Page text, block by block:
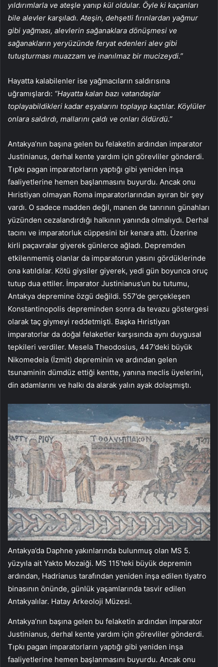
yıldırımlarla ve ateşle yanıp kül oldular. Öyle ki kaçanları
bile alevler karşıladı. Ateşin, dehşetli fırınlardan yağmur
gibi yağması, alevlerin sağanaklara dönüşmesi ve
sağanakların yeryüzünde feryat edenleri alev gibi
tutuşturması muazzam ve inanılmaz bir mucizeydi.”
Hayatta kalabilenler ise yağmacıların saldırısına
uğramışlardı: “Hayatta kalan bazı vatandaşlar
toplayabildikleri kadar eşyalarını toplayıp kaçtılar. Köylüler
onlara saldırdı, mallarını çaldı ve onları öldürdü.”
Antakya’nın başına gelen bu felaketin ardından imparator
Justinianus, derhal kente yardım için görevliler gönderdi.
Tıpkı pagan imparatorların yaptığı gibi yeniden inşa
faaliyetlerine hemen başlanmasını buyurdu. Ancak onu
Hıristiyan olmayan Roma imparatorlarından ayıran bir şey
vardı. O sadece madden değil, manen de tanrının günahları
yüzünden cezalandırdığı halkının yanında olmalıydı. Derhal
tacını ve imparatorluk cüppesini bir kenara attı. Üzerine
kirli paçavralar giyerek günlerce ağladı. Depremden
etkilenmemiş olanlar da imparatorun yasını gördüklerinde
ona katıldılar. Kötü giysiler giyerek, yedi gün boyunca oruç
tutup dua ettiler. İmparator Justinianus’un bu tutumu,
Antakya depremine özgü değildi. 557’de gerçekleşen
Konstantinopolis depreminden sonra da tevazu göstergesi
olarak taç giymeyi reddetmişti. Başka Hıristiyan
imparatorlar da doğal felaketler karşısında aynı duygusal
tepkileri verdiler. Mesela Theodosius, 447’deki büyük
Nikomedeia (İzmit) depreminin ve ardından gelen
tsunaminin dümdüz ettiği kentte, yanına meclis üyelerini,
din adamlarını ve halkı da alarak yalın ayak dolaşmıştı.
Antakya’da Daphne yakınlarında bulunmuş olan MS 5.
yüzyıla ait Yakto Mozaiği. MS 115’teki büyük depremin
ardından, Hadrianus tarafından yeniden inşa edilen tiyatro
binasının önünde, günlük yaşamlarında tasvir edilen
Antakyalılar. Hatay Arkeoloji Müzesi.
Antakya’nın başına gelen bu felaketin ardından imparator
Justinianus, derhal kente yardım için görevliler gönderdi.
Tıpkı pagan imparatorların yaptığı gibi yeniden inşa
faaliyetlerine hemen başlanmasını buyurdu. Ancak onu